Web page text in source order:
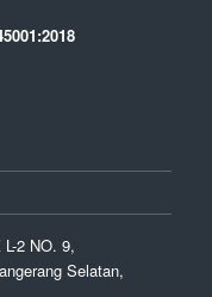
2 NO. 9,
Selatan,